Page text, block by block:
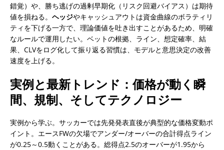
錯覚）や、勝ち逃げの過剰早期化（リスク回避バイアス）は期待
値を損ねる。 ヘッジやキャッシュアウトは資金曲線のボラティリ
ティを下げる一方で、理論価値を吐き出すことがあるため、明確
なルールで運用したい。ベットの根拠、ライン、想定確率、結
果、CLVをログ化して振り返る習慣は、モデルと意思決定の改善
速度を上げる。
実例と最新トレンド：価格が動く瞬
間、規制、そしてテクノロジー
実例から学ぶ。サッカーでは先発発表直後が典型的な価格変動ポ
イント。エースFWの欠場でアンダー/オーバーの合計得点ライン
が0.25～0.5動くことがある。総得点2.5のオーバーが1.95から